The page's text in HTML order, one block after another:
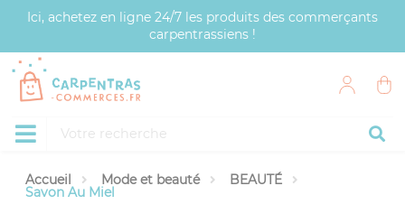
Ici, achetez en ligne 24/7 les produits des commerçants
carpentrassiens !
Accueil Mode et beauté BEAUTÉ
Savon Au Miel
Panneau de gestion des cookies